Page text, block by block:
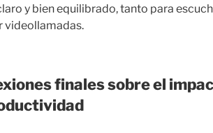
y bien equilibrado, tanto para
videollamadas.
finales sobre el